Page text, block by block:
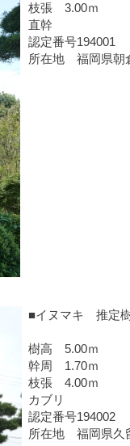
枝張 3.00ｍ
直幹
認定番号194001
所在地 福岡県朝
■イヌマキ 推定
樹高 5.00ｍ
幹周 1.70ｍ
枝張 4.00ｍ
カブリ
認定番号194002
所在地 福岡県久